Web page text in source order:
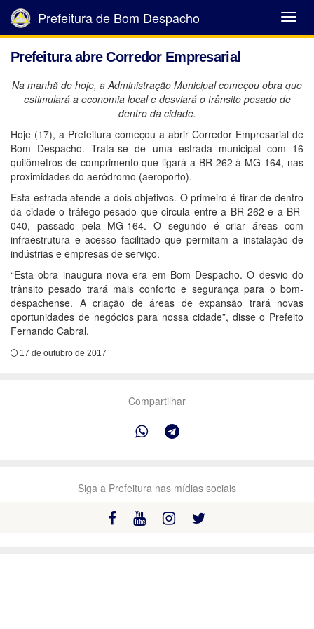
Abrir
Menu
Prefeitura de Bom Despacho
Prefeitura abre Corredor Empresarial
Na manhã de hoje, a Administração Municipal começou obra que
estimulará a economia local e desviará o trânsito pesado de
dentro da cidade.
Hoje (17), a Prefeitura começou a abrir Corredor Empresarial de
Bom Despacho. Trata-se de uma estrada municipal com 16
quilômetros de comprimento que ligará a BR-262 à MG-164, nas
proximidades do aeródromo (aeroporto).
Esta estrada atende a dois objetivos. O primeiro é tirar de dentro
da cidade o tráfego pesado que circula entre a BR-262 e a BR-
040, passado pela MG-164. O segundo é criar áreas com
infraestrutura e acesso facilitado que permitam a instalação de
indústrias e empresas de serviço.
“Esta obra inaugura nova era em Bom Despacho. O desvio do
trânsito pesado trará mais conforto e segurança para o bom-
despachense. A criação de áreas de expansão trará novas
oportunidades de negócios para nossa cidade”, disse o Prefeito
Fernando Cabral.
17 de outubro de 2017
Compartilhar
Siga a Prefeitura nas mídias sociais